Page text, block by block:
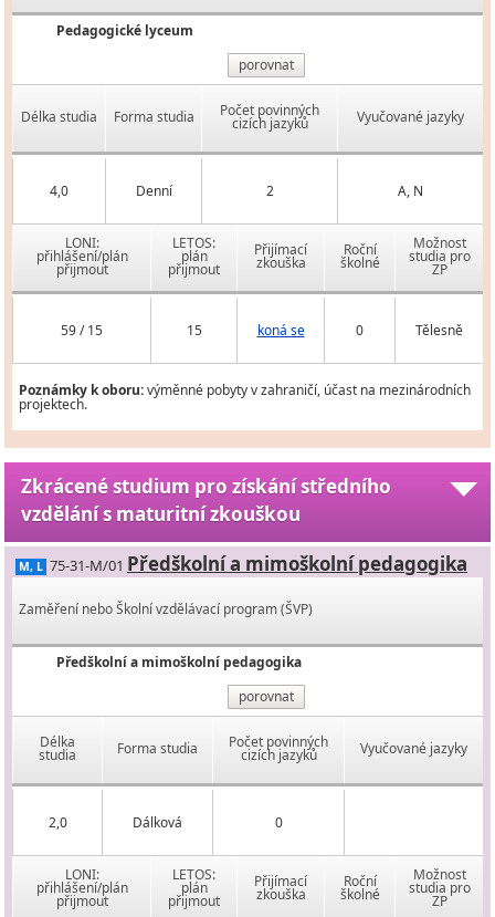
Pedagogické lyceum
porovnat
Délka studia Forma studia Počet povinných
cizích jazyků Vyučované jazyky
4,0 Denní 2 A, N
LONI:
přihlášení/plán
přijmout
LETOS:
plán
přijmout
Přijímací
zkouška
Roční
školné
Možnost
studia pro
ZP
59 / 15 15 koná se 0 Tělesně
Poznámky k oboru:výměnné pobyty v zahraničí, účast na mezinárodních
projektech.
Zkrácené studium pro získání středního
vzdělání s maturitní zkouškou
M, L 75-31-M/01 Předškolní a mimoškolní pedagogika
Zaměření nebo Školní vzdělávací program (ŠVP)
Předškolní a mimoškolní pedagogika
porovnat
Délka
studia Forma studia Počet povinných
cizích jazyků Vyučované jazyky
2,0 Dálková 0
LONI:
přihlášení/plán
přijmout
LETOS:
plán
přijmout
Přijímací
zkouška
Roční
školné
Možnost
studia pro
ZP